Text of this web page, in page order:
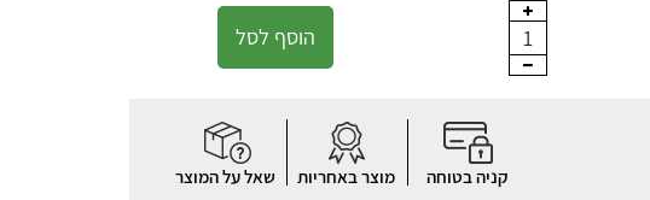
1 הוסף לסל
קניה בטוחה מוצר באחריות שאל על המוצר